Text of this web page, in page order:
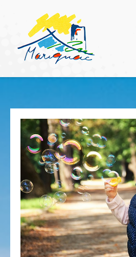
VIE
SCOLARITÉ
CONTACT